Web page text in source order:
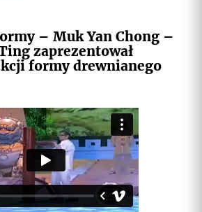
– Muk Yan Chong –
zaprezentował
formy drewnianego